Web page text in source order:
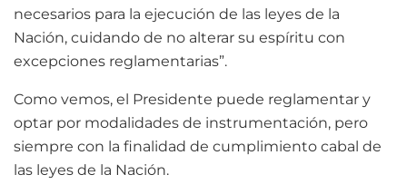
necesarios para la ejecución de las leyes de la
Nación, cuidando de no alterar su espíritu con
excepciones reglamentarias”.
Como vemos, el Presidente puede reglamentar y
optar por modalidades de instrumentación, pero
siempre con la finalidad de cumplimiento cabal de
las leyes de la Nación.